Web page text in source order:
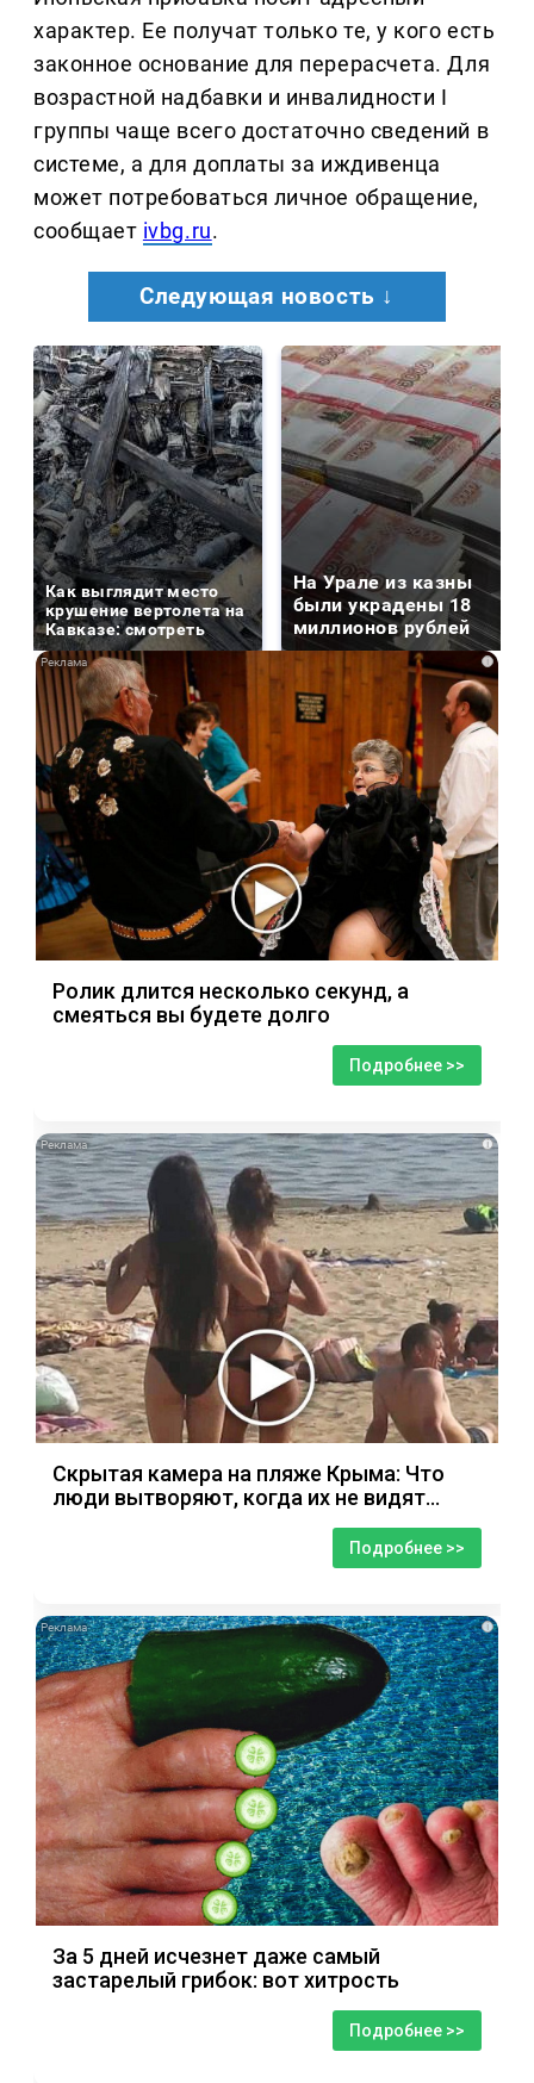
характер. Ее получат только те, у кого есть
законное основание для перерасчета. Для
возрастной надбавки и инвалидности I
группы чаще всего достаточно сведений в
системе, а для доплаты за иждивенца
может потребоваться личное обращение,
сообщает ivbg.ru.
Следующая новость ↓
Как выглядит место
крушение вертолета на
Кавказе: смотреть
На Урале из казны
были украдены 18
миллионов рублей
i
Ролик длится несколько секунд, а
смеяться вы будете долго
Подробнее >>
i
Скрытая камера на пляже Крыма: Что
люди вытворяют, когда их не видят...
Подробнее >>
i
За 5 дней исчезнет даже самый
застарелый грибок: вот хитрость
Подробнее >>